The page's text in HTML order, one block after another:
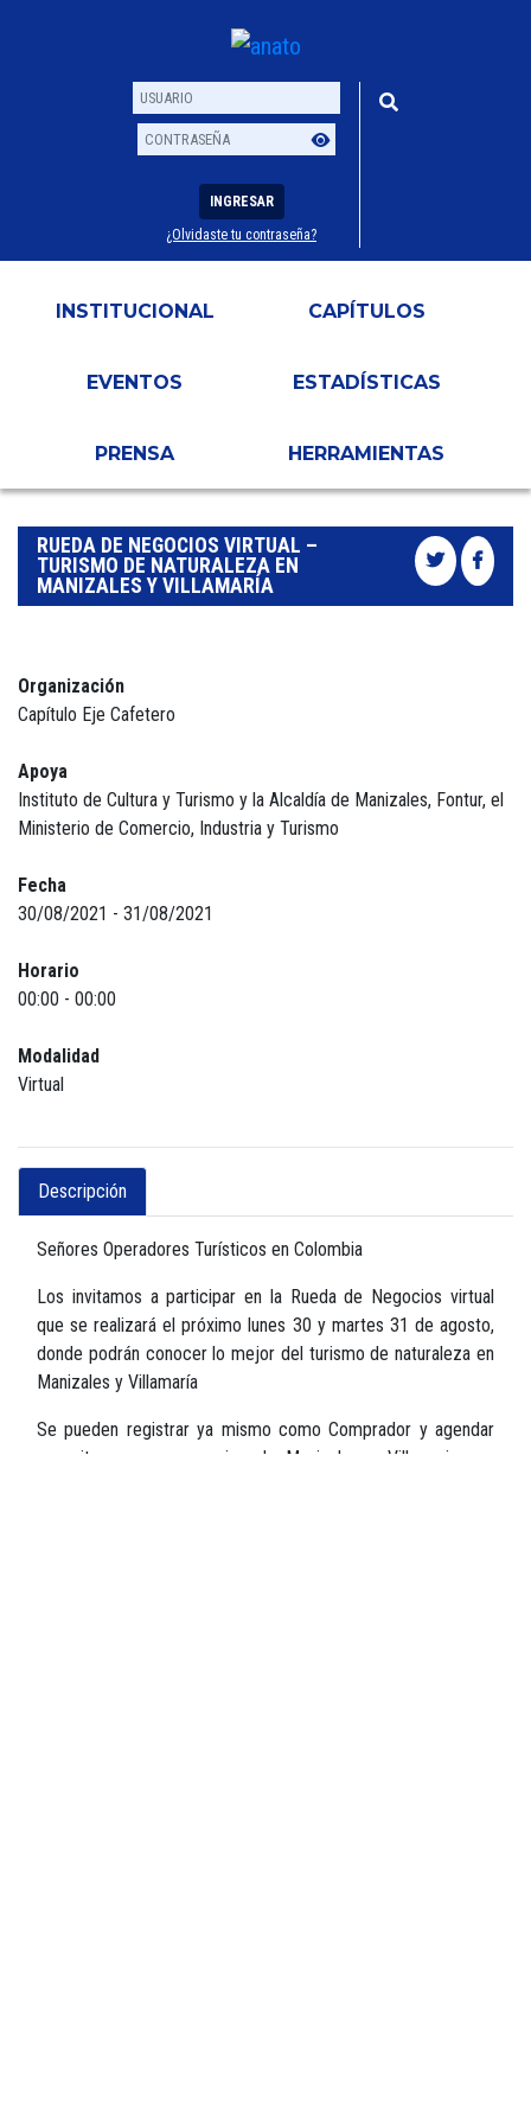
Usuario
Contraseña
INGRESAR
¿Olvidaste tu contraseña?
INSTITUCIONAL CAPÍTULOS
EVENTOS ESTADÍSTICAS
PRENSA HERRAMIENTAS
RUEDA DE NEGOCIOS VIRTUAL –
TURISMO DE NATURALEZA EN
MANIZALES Y VILLAMARÍA
Organización
Capítulo Eje Cafetero
Apoya
Instituto de Cultura y Turismo y la Alcaldía de Manizales, Fontur, el
Ministerio de Comercio, Industria y Turismo
Fecha
30/08/2021 - 31/08/2021
Horario
00:00 - 00:00
Modalidad
Virtual
Descripción
Señores Operadores Turísticos en Colombia
Los invitamos a participar en la Rueda de Negocios virtual
que se realizará el próximo lunes 30 y martes 31 de agosto,
donde podrán conocer lo mejor del turismo de naturaleza en
Manizales y Villamaría
Se pueden registrar ya mismo como Comprador y agendar
sus citas con empresarios de Manizales y Villamaria que